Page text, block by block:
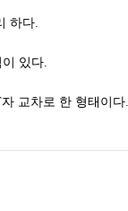
교차로가 +자형이므로 자동차의 교통처리에 유리 하다.
우회도로가 없기 때문에 방재상 불리하다는 단점이 있다.
속도 감소를 위해 도로의 교차방식을 주로 T자 교차로 한 형태이다.